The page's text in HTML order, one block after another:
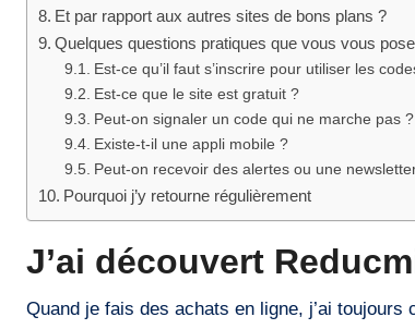
Et par rapport aux autres sites de bons plans ?
Quelques questions pratiques que vous vous
Est-ce qu’il faut s’inscrire pour utiliser les
Est-ce que le site est gratuit ?
Peut-on signaler un code qui ne marche pas ?
Existe-t-il une appli mobile ?
Peut-on recevoir des alertes ou une
Pourquoi j’y retourne régulièrement
J’ai découvert
Quand je fais des achats en ligne, j’ai toujours